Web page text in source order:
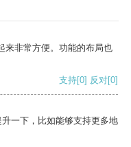
来非常方便。功能的布局也
支持[0] 反对[0]
一下，比如能够支持更多地